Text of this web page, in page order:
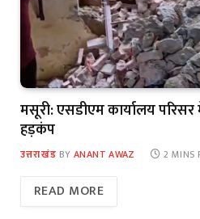
मसूरी: एसडीएम कार्यालय परिसर
हड़कंप
उत्तराखंड BY ANANT AWAZ 2 MINS
READ MORE